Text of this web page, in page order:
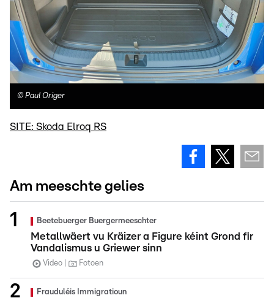
© Paul Origer
SITE: Skoda Elroq RS
Am meeschte gelies
Beetebuerger Buergermeeschter
Metallwäert vu Kräizer a Figure kéint Grond fir
Vandalismus u Griewer sinn
Video Fotoen
Frauduléis Immigratioun